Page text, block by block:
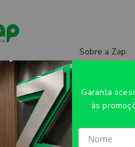
Sobre a Zap
Central de
Garanta
às